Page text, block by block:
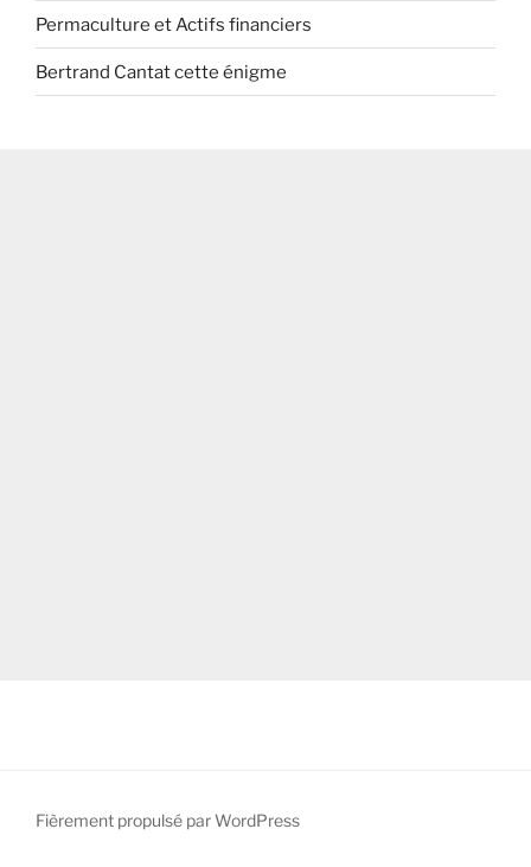
Permaculture et Actifs financiers
Bertrand Cantat cette énigme
Fièrement propulsé par WordPress